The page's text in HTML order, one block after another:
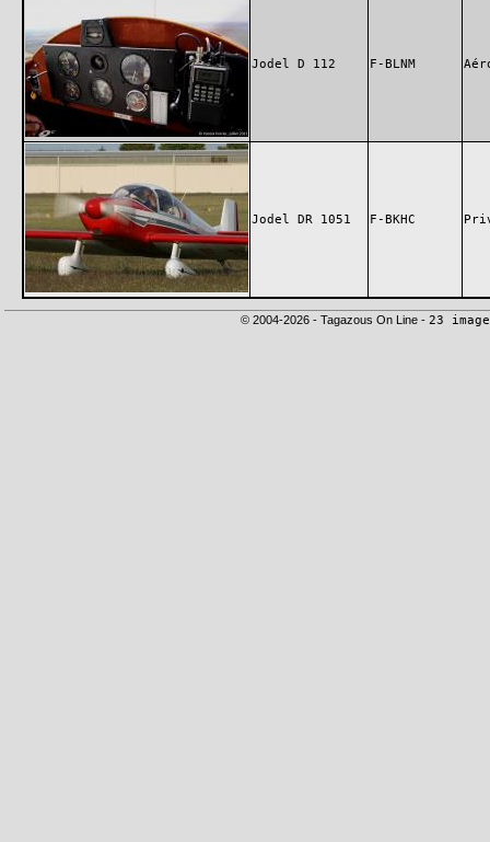
Jodel D 112 F-BLNM
Jodel DR 1051 F-BKHC
© 2004-2026 - Tagazous On Line - 23